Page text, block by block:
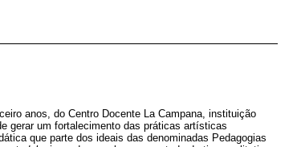
anos, do Centro Docente La Campana, instituição
gerar um fortalecimento das práticas artísticas
que parte dos ideais das denominadas Pedagogias